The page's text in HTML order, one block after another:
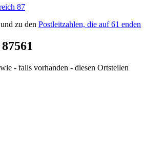
87
und zu den Postleitzahlen, die auf 61 enden
- falls vorhanden - diesen Ortsteilen